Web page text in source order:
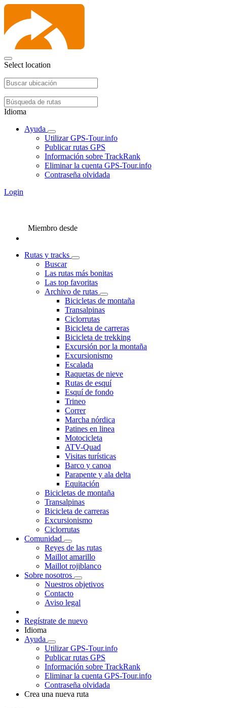
Select location
Idioma
Ayuda
Utilizar GPS-Tour.info
Publicar rutas GPS
Información sobre TrackRank
Eliminar la cuenta GPS-Tour.info
Contraseña olvidada
Login
Miembro desde
Rutas y tracks
Buscar
Las rutas más bonitas
Las top favoritas
Archivo de rutas
Bicicletas de montaña
Transalpinas
Ciclorrutas
Bicicleta de carreras
Bicicleta de trekking
Excursión por la montaña
Excursionismo
Escalada
Raquetas de nieve
Rutas de esquí
Esquí de fondo
Trineo
Correr
Marcha nórdica
Patines en linea
Motocicleta
ATV-Quad
Visitas turísticas
Barco y canoa
Parapente y ala delta
Equitación
Bicicletas de montaña
Transalpinas
Bicicleta de carreras
Excursionismo
Ciclorrutas
Comunidad
Reyes de las rutas
Maillot amarillo
Maillot rojiblanco
Sobre nosotros
Nuestros objetivos
Contacto
Aviso legal
Regístrate de nuevo
Idioma
Ayuda
Utilizar GPS-Tour.info
Publicar rutas GPS
Información sobre TrackRank
Eliminar la cuenta GPS-Tour.info
Contraseña olvidada
Crea una nueva ruta